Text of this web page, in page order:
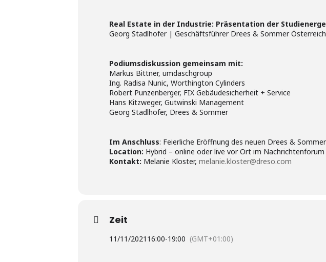
Real Estate in der Industrie: Präsentation der
Georg Stadlhofer | Geschäftsführer Drees & Sommer Österreich
Podiumsdiskussion gemeinsam mit:
Markus Bittner, umdaschgroup
Ing. Radisa Nunic, Worthington Cylinders
Robert Punzenberger, FIX Gebäudesicherheit + Service
Hans Kitzweger, Gutwinski Management
Georg Stadlhofer, Drees & Sommer
Im Anschluss: Feierliche Eröffnung des neuen Drees &
Location: Hybrid – online oder live vor Ort im
Kontakt: Melanie Kloster, melanie.kloster@dreso.com
Zeit
11/11/2021 16:00-19:00 (GMT+01:00)